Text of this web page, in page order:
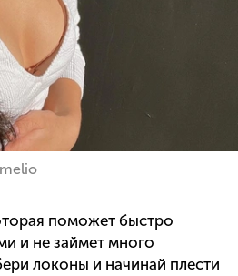
поможет быстро
и не займет много
локоны и начинай плести